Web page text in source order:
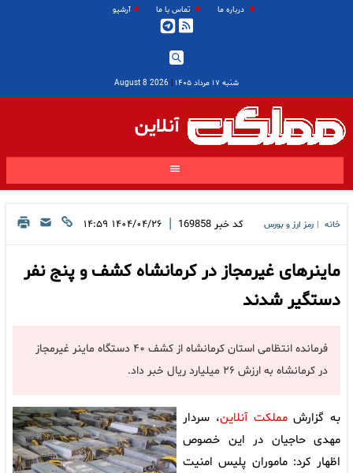
درباره ما تماس با ما آرشیو
شنبه ۱۷ مرداد ۱۴۰۵ |
2026 August 8
آنلاین
خانه رمز ارز و بورس کد خبر 169858
| ۱۴۰۴/۰۴/۲۶ ۱۴:۵۹
ماینرهای غیرمجاز در کرمانشاه کشف و پنج نفر
دستگیر شدند
فرمانده انتظامی استان کرمانشاه از کشف ۴۰ دستگاه ماینر غیرمجاز
در کرمانشاه به ارزش ۲۶ میلیارد ریال خبر داد.
به گزارشمملکت آنلاین، سردار
مهدی حاجیان در این خصوص
اظهار کرد: ماموران پلیس امنیت